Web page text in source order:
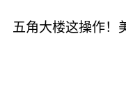
五角大楼这操作！